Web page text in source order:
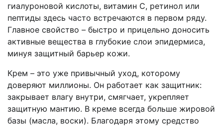
гиалуроновой кислоты, витамин С, ретинол или
пептиды здесь часто встречаются в первом ряду.
Главное свойство – быстро и прицельно доносить
активные вещества в глубокие слои эпидермиса,
минуя защитный барьер кожи.
Крем – это уже привычный уход, которому
доверяют миллионы. Он работает как защитник:
закрывает влагу внутри, смягчает, укрепляет
защитную мантию. В креме всегда больше жировой
базы (масла, воски). Благодаря этому средство